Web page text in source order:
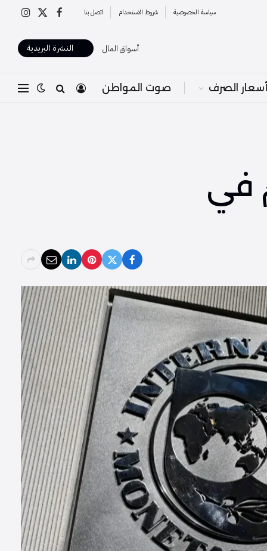
سياسة الخصوصية شروط الاستخدام اتصل بنا فيسبوك
X
أسواق المال النشرة البريدية
أسعار الصرف صوت المواطن
في